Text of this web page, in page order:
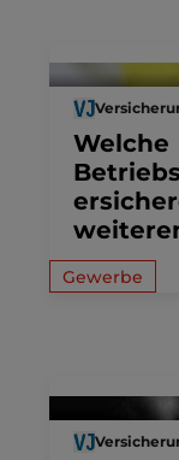
Welche
Gewerbe